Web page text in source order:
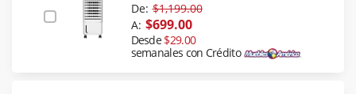
De: $1,199.00
A: $699.00
Desde$29.00
semanales con Crédito